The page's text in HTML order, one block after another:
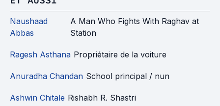
Naushaad
Abbas
A Man Who Fights With Raghav at
Station
Ragesh Asthana Propriétaire de la voiture
Anuradha Chandan School principal / nun
Ashwin Chitale Rishabh R. Shastri